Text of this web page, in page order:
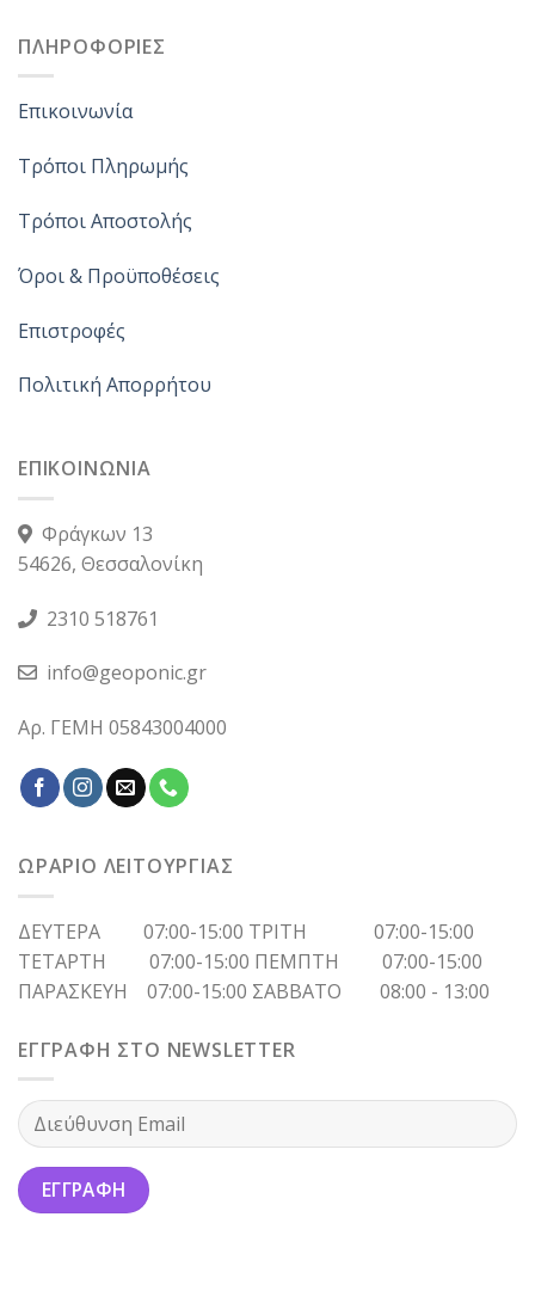
ΠΛΗΡΟΦΟΡΙΕΣ
Επικοινωνία
Τρόποι Πληρωμής
Τρόποι Αποστολής
Όροι & Προϋποθέσεις
Επιστροφές
Πολιτική Απορρήτου
ΕΠΙΚΟΙΝΩΝΙΑ
Φράγκων 13
54626, Θεσσαλονίκη
2310 518761
info@geoponic.gr
Αρ. ΓΕΜΗ 05843004000
ΩΡΑΡΙΟ ΛΕΙΤΟΥΡΓΙΑΣ
ΔΕΥΤΕΡΑ 07:00-15:00 ΤΡΙΤΗ 07:00-15:00
ΤΕΤΑΡΤΗ 07:00-15:00 ΠΕΜΠΤΗ 07:00-15:00
ΠΑΡΑΣΚΕΥΗ 07:00-15:00 ΣΑΒΒΑΤΟ 08:00 - 13:00
ΕΓΓΡΑΦΗ ΣΤΟ NEWSLETTER